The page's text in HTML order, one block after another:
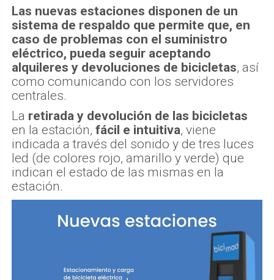
Las nuevas estaciones disponen de un
sistema de respaldo que permite que, en
caso de problemas con el suministro
eléctrico, pueda seguir aceptando
alquileres y devoluciones de bicicletas, así
como comunicando con los servidores
centrales.
La retirada y devolución de las bicicletas
en la estación, fácil e intuitiva, viene
indicada a través del sonido y de tres luces
led (de colores rojo, amarillo y verde) que
indican el estado de las mismas en la
estación.